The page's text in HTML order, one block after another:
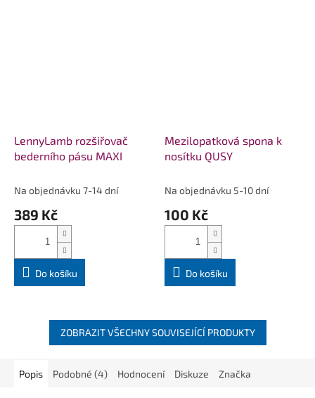
LennyLamb rozšiřovač
bederního pásu MAXI
Na objednávku 7-14 dní
389 Kč
Do košíku
Mezilopatková spona k
nosítku QUSY
Na objednávku 5-10 dní
100 Kč
Do košíku
ZOBRAZIT VŠECHNY SOUVISEJÍCÍ PRODUKTY
Popis Podobné (4) Hodnocení Diskuze Značka